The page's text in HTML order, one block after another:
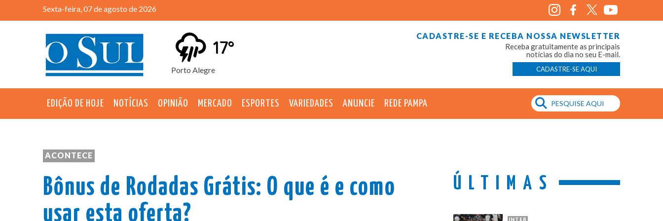
Sexta-feira, 07 de agosto de 2026
Porto Alegre
17°
CADASTRE-SE E RECEBA NOSSA NEWSLETTER
Receba gratuitamente as principais
notícias do dia no seu E-mail.
CADASTRE-SE AQUI
EDIÇÃO DE HOJE NOTÍCIAS OPINIÃO MERCADO ESPORTES VARIEDADES ANUNCIE REDE PAMPA
ACONTECE
Bônus de Rodadas Grátis: O que é e como
usar esta oferta?
ÚLTIMAS
INTER